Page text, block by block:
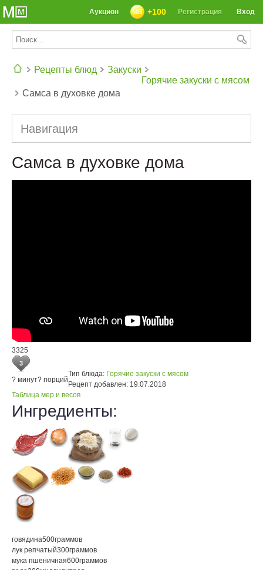
СЕГОДНЯ: 39142 РЕЦЕПТА
Вход
Регистрация
+100
Аукцион
Рецепты блюд
Закуски
Горячие закуски с мясом
Самса в духовке дома
Навигация
Самса в духовке дома
3325
3
? минут? порций
Тип блюда: Горячие закуски с мясом
Рецепт добавлен: 19.07.2018
Таблица мер и весов
Ингредиенты:
говядина500граммов
лук репчатый300граммов
мука пшеничная600граммов